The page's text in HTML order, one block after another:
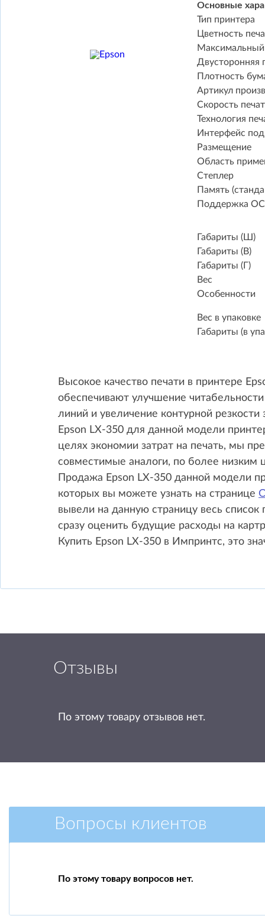
Основные
Тип принтера
Цветность
Двусторонняя
Плотность
Артикул
Скорость
Технология
Интерфейс
Размещение
Область
Степлер
Память
Поддержка ОС
Габариты (Ш)
Габариты (В)
Габариты (Г)
Вес
Особенности
Вес в упаковке
Габариты (в
Высокое качество печати в принтере
обеспечивают улучшение
линий и увеличение контурной резкости
Epson LX-350 для данной модели
целях экономии затрат на печать, мы
совместимые аналоги, по более низким
Продажа Epson LX-350 данной модели
которых вы можете узнать на странице
вывели на данную страницу весь
сразу оценить будущие расходы на
Купить Epson LX-350 в Импринтс, это
Отзывы
По этому товару отзывов нет.
Вопросы клиентов
По этому товару вопросов нет.